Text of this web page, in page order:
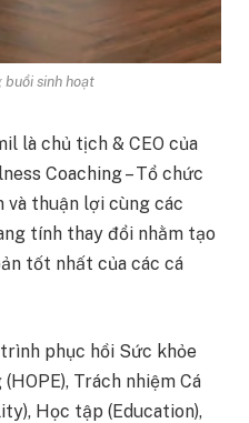
buổi sinh hoạt
là chủ tịch & CEO của
Coaching – Tổ chức
và thuận lợi cùng các
tính thay đổi nhằm tạo
tốt nhất của các cá
phục hồi Sức khỏe
Trách nhiệm Cá
Học tập (Education),